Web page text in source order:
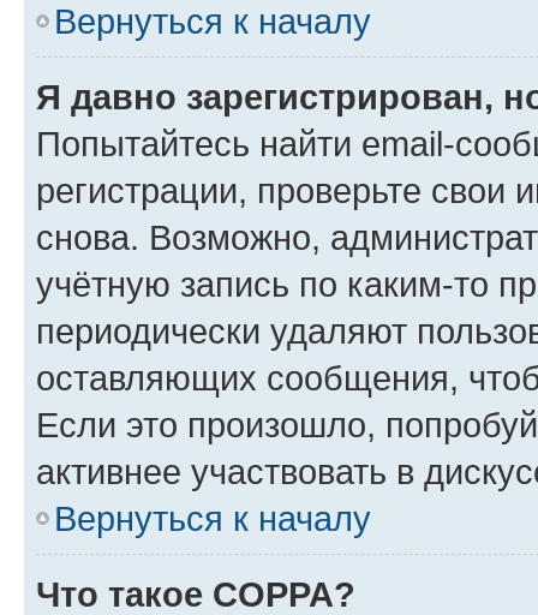
Вернуться к началу
Я давно зарегистрирован,
Попытайтесь найти email-
регистрации, проверьте свои
снова. Возможно,
учётную запись по каким-то
периодически удаляют
оставляющих сообщения,
Если это произошло,
активнее участвовать в
Вернуться к началу
Что такое COPPA?